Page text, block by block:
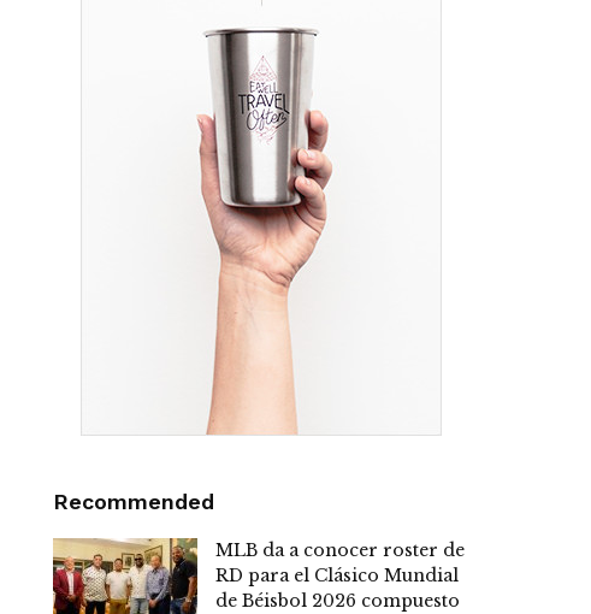
Recommended
MLB da a conocer roster de
RD para el Clásico Mundial
de Béisbol 2026 compuesto